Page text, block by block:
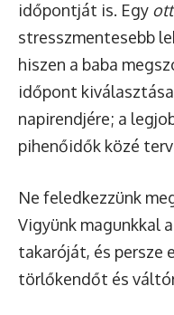
időpontját is. Egy
stresszmentesebb
hiszen a baba
időpont
napirendjére; a
pihenőidők közé
Ne feledkezzünk
Vigyünk magunkkal
takaróját, és persze
törlőkendőt és